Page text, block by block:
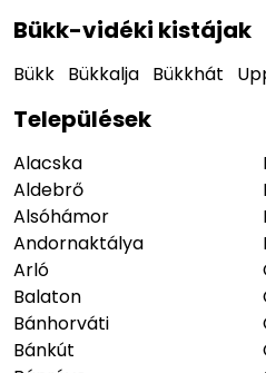
Bükk-vidéki kistájak
Bükk Bükkalja Bükkhát
Települések
Alacska
Aldebrő
Alsóhámor
Andornaktálya
Arló
Balaton
Bánhorváti
Bánkút